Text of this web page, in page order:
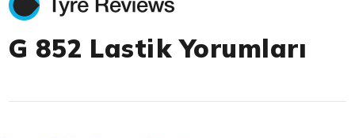
G 852 Lastik Yorumları